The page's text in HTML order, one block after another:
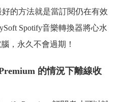
的方法就是當訂閱仍在有效
Spotify音樂轉換器將心水
，永久不會過期！
的情況下離線收